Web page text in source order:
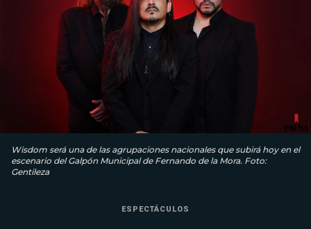
Wisdom será una de las agrupaciones nacionales que subirá hoy en el
escenario del Galpón Municipal de Fernando de la Mora. Foto:
Gentileza
ESPECTÁCULOS